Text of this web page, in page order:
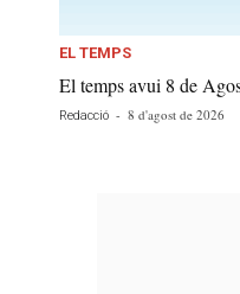
EL TEMPS
El temps avui 8 de
Redacció - 8 d'agost de 2026